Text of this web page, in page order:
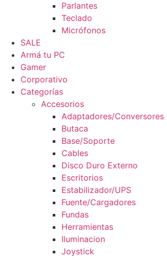
Parlantes
Teclado
Micrófonos
SALE
Armá tu PC
Gamer
Corporativo
Categorías
Accesorios
Adaptadores/Conversores
Butaca
Base/Soporte
Cables
Disco Duro Externo
Escritorios
Estabilizador/UPS
Fuente/Cargadores
Fundas
Herramientas
Iluminacion
Joystick